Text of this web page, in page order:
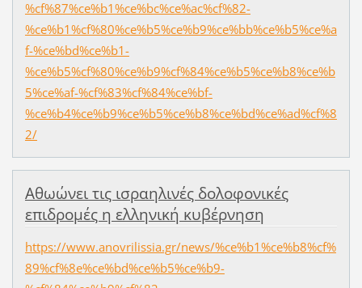
%cf%87%ce%b1%ce%bc%ce%ac%cf%82-
%ce%b1%cf%80%ce%b5%ce%b9%ce%bb%ce%b5%ce%a
f-%ce%bd%ce%b1-
%ce%b5%cf%80%ce%b9%cf%84%ce%b5%ce%b8%ce%b
5%ce%af-%cf%83%cf%84%ce%bf-
%ce%b4%ce%b9%ce%b5%ce%b8%ce%bd%ce%ad%cf%8
2/
Αθωώνει τις ισραηλινές δολοφονικές
επιδρομές η ελληνική κυβέρνηση
https://www.anovrilissia.gr/news/%ce%b1%ce%b8%cf%
89%cf%8e%ce%bd%ce%b5%ce%b9-